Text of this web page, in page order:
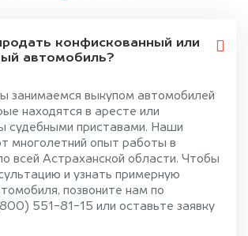
конфискованный или
автомобиль?
занимаемся выкупом автомобилей
находятся в аресте или
судебными приставами. Наши
многолетний опыт работы в
всей Астраханской области. Чтобы
и узнать примерную
позвоните нам по
551-81-15 или оставьте заявку